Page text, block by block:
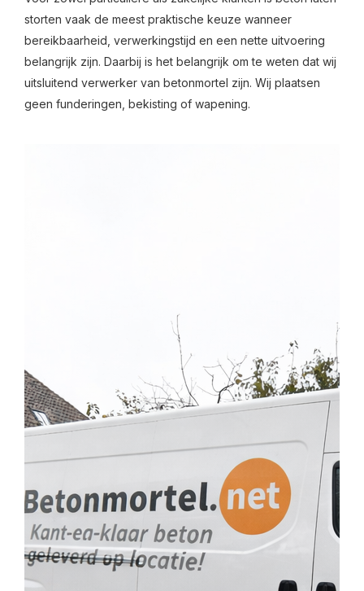
storten vaak de meest praktische keuze wanneer
bereikbaarheid, verwerkingstijd en een nette uitvoering
belangrijk zijn. Daarbij is het belangrijk om te weten dat wij
uitsluitend verwerker van betonmortel zijn. Wij plaatsen
geen funderingen, bekisting of wapening.